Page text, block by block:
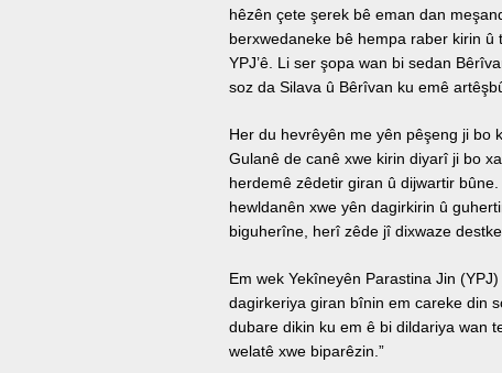
hêzên çete şerek bê eman dan
berxwedaneke bê hempa raber kirin
YPJ’ê. Li ser şopa wan bi sedan
soz da Silava û Bêrîvan ku emê
Her du hevrêyên me yên pêşeng ji bo
Gulanê de canê xwe kirin diyarî ji bo
herdemê zêdetir giran û dijwartir
hewldanên xwe yên dagirkirin û
biguherîne, herî zêde jî dixwaze
Em wek Yekîneyên Parastina Jin
dagirkeriya giran bînin em careke din
dubare dikin ku em ê bi dildariya wan
welatê xwe biparêzin.”